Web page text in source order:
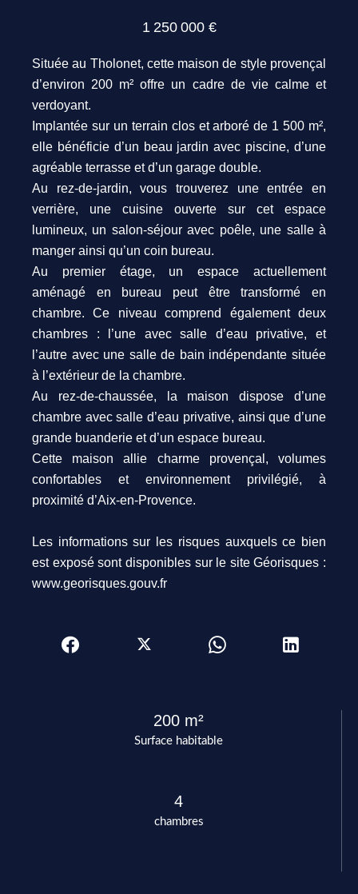
Surface habitable
200 m²
chambres
4
1 250 000 €
Située au Tholonet, cette maison de style provençal
d’environ 200 m² offre un cadre de vie calme et
verdoyant.
Implantée sur un terrain clos et arboré de 1 500 m²,
elle bénéficie d’un beau jardin avec piscine, d’une
agréable terrasse et d’un garage double.
Au rez-de-jardin, vous trouverez une entrée en
verrière, une cuisine ouverte sur cet espace
lumineux, un salon-séjour avec poêle, une salle à
manger ainsi qu’un coin bureau.
Au premier étage, un espace actuellement
aménagé en bureau peut être transformé en
chambre. Ce niveau comprend également deux
chambres : l’une avec salle d’eau privative, et
l’autre avec une salle de bain indépendante située
à l’extérieur de la chambre.
Au rez-de-chaussée, la maison dispose d’une
chambre avec salle d’eau privative, ainsi que d’une
grande buanderie et d’un espace bureau.
Cette maison allie charme provençal, volumes
confortables et environnement privilégié, à
proximité d’Aix-en-Provence.
Les informations sur les risques auxquels ce bien
est exposé sont disponibles sur le site Géorisques :
www.georisques.gouv.fr